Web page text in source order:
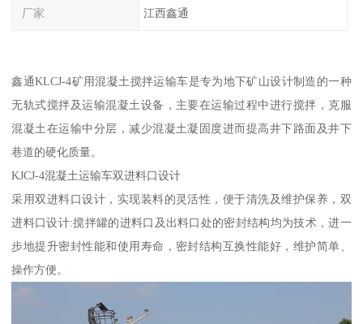
厂家 江西鑫通
鑫通KLCJ-4矿用混凝土搅拌运输车是专为地下矿山设计制造的一种
无轨式搅拌及运输混凝土设备，主要在运输过程中进行搅拌，克服
混凝土在运输中分层，减少混凝土凝固度进而提高井下路面及井下
巷道的硬化质量。
KJCJ-4混凝土运输车双进料口设计
采用双进料口设计，实现装料的灵活性，便于清洗及维护保养，双
进料口设计:搅拌罐的进料口及出料口处的密封结构均为技术，进一
步地提升密封性能和使用寿命，密封结构互换性能好，维护简单、
操作方便。